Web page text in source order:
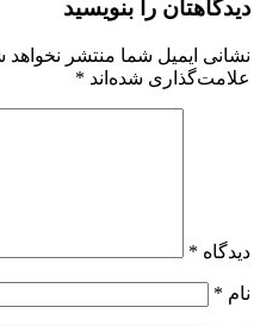
دیدگاهتان را بنویسید
نشانی ایمیل شما منتشر نخواهد
علامت‌گذاری شده‌اند *
دیدگاه *
نام *